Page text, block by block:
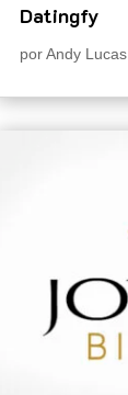
Datingfy
porAndy Lucas